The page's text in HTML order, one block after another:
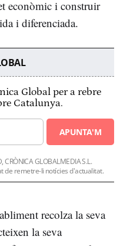
econòmic i construir
i diferenciada.
Global per a rebre
Catalunya.
APUNTA'M
GLOBALMEDIA S.L.
de remetre-li notícies d'actualitat.
recolza la seva
la seva